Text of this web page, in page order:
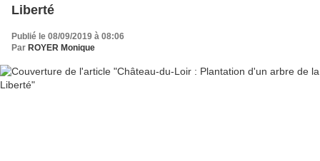
Liberté
Publié le 08/09/2019 à 08:06
Par ROYER Monique